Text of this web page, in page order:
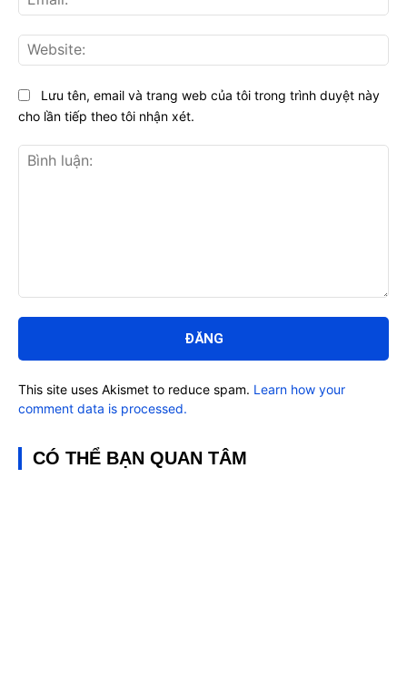
luận:
Lưu tên, email và trang web của tôi trong trình duyệt này
cho lần tiếp theo tôi nhận xét.
This site uses Akismet to reduce spam. Learn how your
comment data is processed.
CÓ THỂ BẠN QUAN TÂM